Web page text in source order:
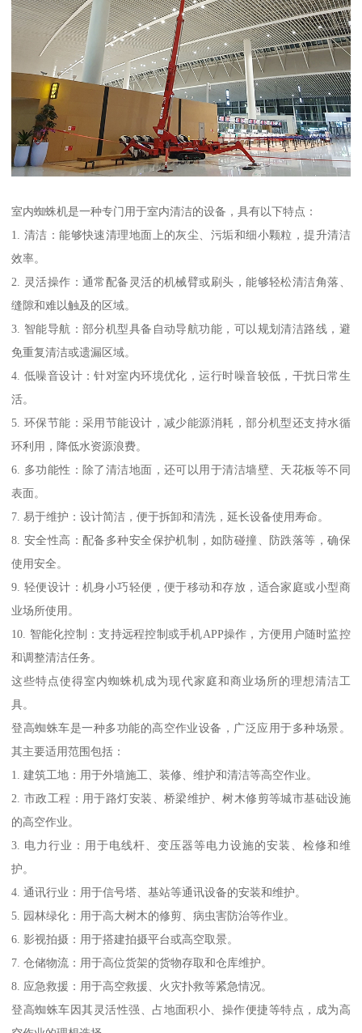
室内蜘蛛机是一种专门用于室内清洁的设备，具有以下特点：
1. 清洁：能够快速清理地面上的灰尘、污垢和细小颗粒，提升清洁
效率。
2. 灵活操作：通常配备灵活的机械臂或刷头，能够轻松清洁角落、
缝隙和难以触及的区域。
3. 智能导航：部分机型具备自动导航功能，可以规划清洁路线，避
免重复清洁或遗漏区域。
4. 低噪音设计：针对室内环境优化，运行时噪音较低，干扰日常生
活。
5. 环保节能：采用节能设计，减少能源消耗，部分机型还支持水循
环利用，降低水资源浪费。
6. 多功能性：除了清洁地面，还可以用于清洁墙壁、天花板等不同
表面。
7. 易于维护：设计简洁，便于拆卸和清洗，延长设备使用寿命。
8. 安全性高：配备多种安全保护机制，如防碰撞、防跌落等，确保
使用安全。
9. 轻便设计：机身小巧轻便，便于移动和存放，适合家庭或小型商
业场所使用。
10. 智能化控制：支持远程控制或手机APP操作，方便用户随时监控
和调整清洁任务。
这些特点使得室内蜘蛛机成为现代家庭和商业场所的理想清洁工
具。
登高蜘蛛车是一种多功能的高空作业设备，广泛应用于多种场景。
其主要适用范围包括：
1. 建筑工地：用于外墙施工、装修、维护和清洁等高空作业。
2. 市政工程：用于路灯安装、桥梁维护、树木修剪等城市基础设施
的高空作业。
3. 电力行业：用于电线杆、变压器等电力设施的安装、检修和维
护。
4. 通讯行业：用于信号塔、基站等通讯设备的安装和维护。
5. 园林绿化：用于高大树木的修剪、病虫害防治等作业。
6. 影视拍摄：用于搭建拍摄平台或高空取景。
7. 仓储物流：用于高位货架的货物存取和仓库维护。
8. 应急救援：用于高空救援、火灾扑救等紧急情况。
登高蜘蛛车因其灵活性强、占地面积小、操作便捷等特点，成为高